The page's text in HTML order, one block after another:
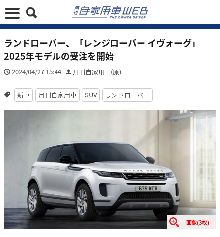
ランドローバー、「レンジローバー イヴォーグ」
2025年モデルの受注を開始
2024/04/27 15:44 月刊自家用車(原)
新車 月刊自家用車 SUV ランドローバー
画像(3枚)